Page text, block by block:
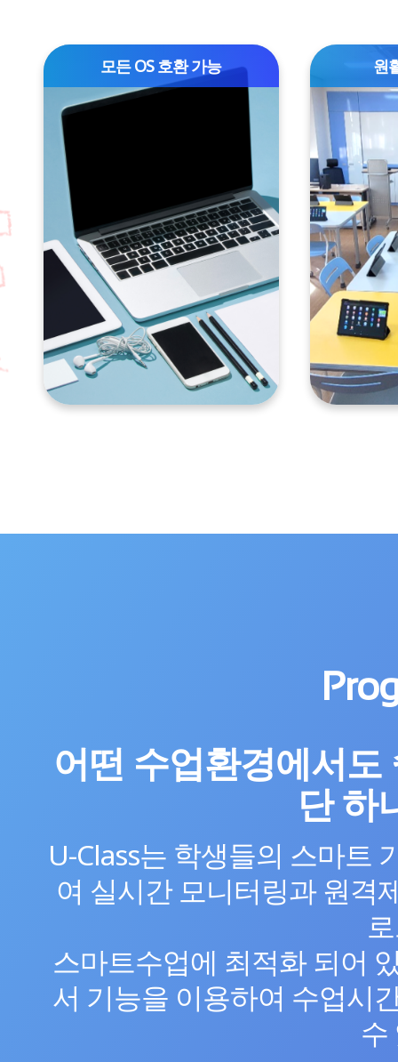
모든 OS 호환 가능 원
어떤 수업환경에서
단 하
U-Class는 학생들의 스마트
여 실시간 모니터링과 원격
스마트수업에 최적화 되어
서 기능을 이용하여 수업시
수